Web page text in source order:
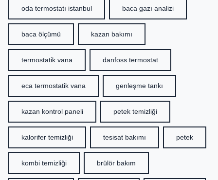
oda termostatı istanbul baca gazı analizi
baca ölçümü kazan bakımı
termostatik vana danfoss termostat
eca termostatik vana genleşme tankı
kazan kontrol paneli petek temizliği
kalorifer temizliği tesisat bakımı petek
kombi temizliği brülör bakım